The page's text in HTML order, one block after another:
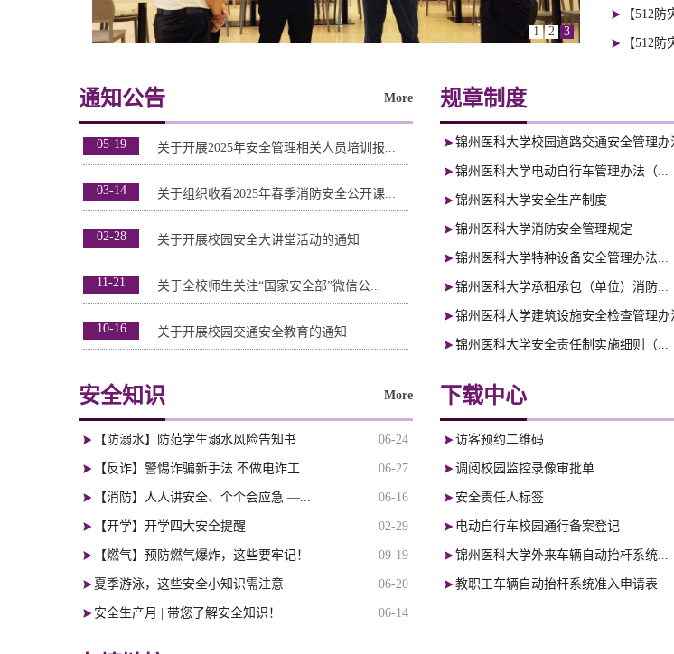
1 2 3
【512
【512
通知公告 More
05-19 关于开展2025年安全管理相关人员培训报...
03-14 关于组织收看2025年春季消防安全公开课...
02-28 关于开展校园安全大讲堂活动的通知
11-21 关于全校师生关注“国家安全部”微信公...
10-16 关于开展校园交通安全教育的通知
规章制度
锦州医科大学校园道路交通安全管理办
锦州医科大学电动自行车管理办法（...
锦州医科大学安全生产制度
锦州医科大学消防安全管理规定
锦州医科大学特种设备安全管理办法...
锦州医科大学承租承包（单位）消防...
锦州医科大学建筑设施安全检查管理办
锦州医科大学安全责任制实施细则（...
安全知识 More
【防溺水】防范学生溺水风险告知书 06-24
【反诈】警惕诈骗新手法 不做电诈工... 06-27
【消防】人人讲安全、个个会应急 —... 06-16
【开学】开学四大安全提醒 02-29
【燃气】预防燃气爆炸，这些要牢记！ 09-19
夏季游泳，这些安全小知识需注意 06-20
安全生产月 | 带您了解安全知识！ 06-14
下载中心
访客预约二维码
调阅校园监控录像审批单
安全责任人标签
电动自行车校园通行备案登记
锦州医科大学外来车辆自动抬杆系统...
教职工车辆自动抬杆系统准入申请表